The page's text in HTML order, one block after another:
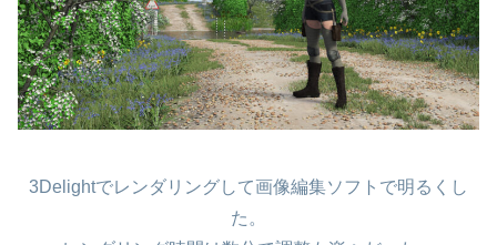
3Delightでレンダリングして画像編集ソフトで明るくし
た。